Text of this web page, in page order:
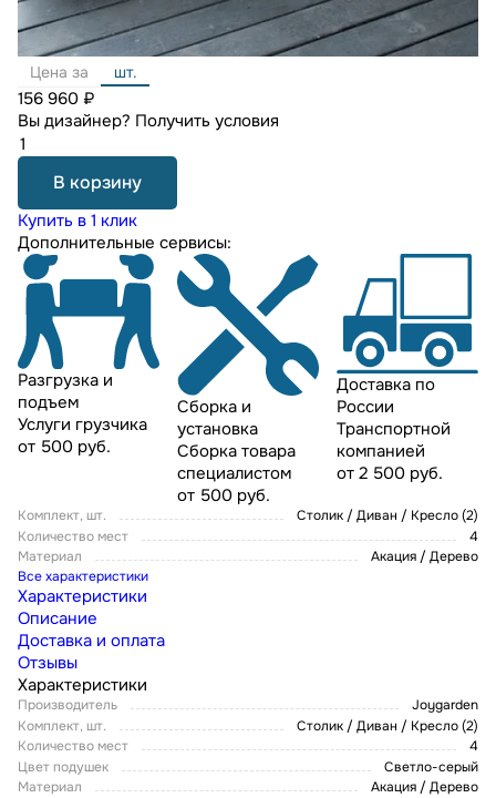
Цена за шт.
156 960 ₽
Вы дизайнер? Получить условия
В корзину
Купить в 1 клик
Дополнительные сервисы:
Разгрузка и
подъем
Услуги грузчика
от 500 руб.
Сборка и
установка
Сборка товара
специалистом
от 500 руб.
Доставка по
России
Транспортной
компанией
от 2 500 руб.
Комплект, шт.
Столик / Диван / Кресло (2)
Количество мест
4
Материал
Акация / Дерево
Все характеристики
Характеристики
Описание
Доставка и оплата
Отзывы
Характеристики
Производитель
Joygarden
Комплект, шт.
Столик / Диван / Кресло (2)
Количество мест
4
Цвет подушек
Светло-серый
Материал
Акация / Дерево